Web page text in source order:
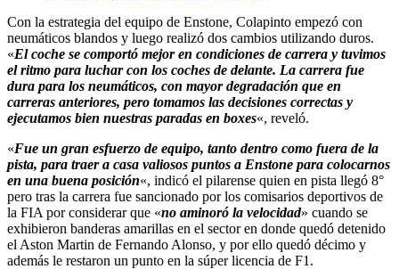
Con la estrategia del equipo de Enstone, Colapinto empezó con
neumáticos blandos y luego realizó dos cambios utilizando duros.
«El coche se comportó mejor en condiciones de carrera y tuvimos
el ritmo para luchar con los coches de delante. La carrera fue
dura para los neumáticos, con mayor degradación que en
carreras anteriores, pero tomamos las decisiones correctas y
ejecutamos bien nuestras paradas en boxes«, reveló.
«Fue un gran esfuerzo de equipo, tanto dentro como fuera de la
pista, para traer a casa valiosos puntos a Enstone para colocarnos
en una buena posición«, indicó el pilarense quien en pista llegó 8°
pero tras la carrera fue sancionado por los comisarios deportivos de
la FIA por considerar que «no aminoró la velocidad» cuando se
exhibieron banderas amarillas en el sector en donde quedó detenido
el Aston Martin de Fernando Alonso, y por ello quedó décimo y
además le restaron un punto en la súper licencia de F1.